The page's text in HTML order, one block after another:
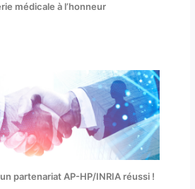
médicale à l’honneur
partenariat AP-HP/INRIA réussi !